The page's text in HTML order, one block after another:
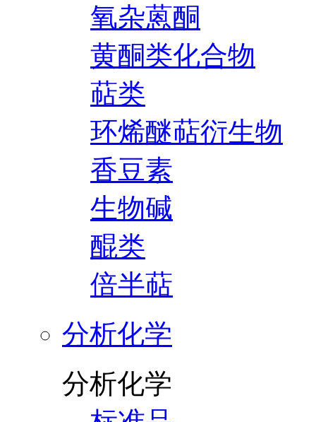
氧杂蒽酮
黄酮类化合物
萜类
环烯醚萜衍生物
香豆素
生物碱
醌类
倍半萜
分析化学
分析化学